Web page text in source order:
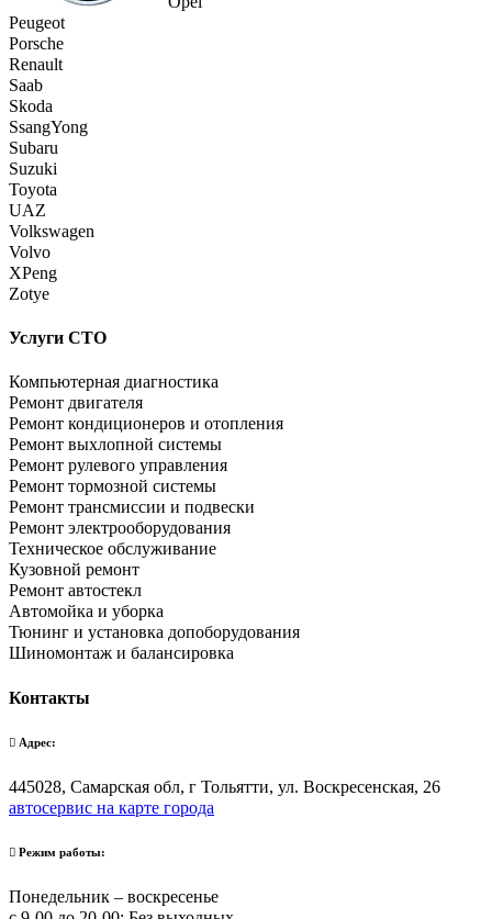
Peugeot
Porsche
Renault
Saab
Skoda
SsangYong
Subaru
Suzuki
Toyota
UAZ
Volkswagen
Volvo
XPeng
Zotye
Услуги СТО
Компьютерная диагностика
Ремонт двигателя
Ремонт кондиционеров и отопления
Ремонт выхлопной системы
Ремонт рулевого управления
Ремонт тормозной системы
Ремонт трансмиссии и подвески
Ремонт электрооборудования
Техническое обслуживание
Кузовной ремонт
Ремонт автостекл
Автомойка и уборка
Тюнинг и установка допоборудования
Шиномонтаж и балансировка
Контакты
Адрес:
445028, Самарская обл, г Тольятти, ул. Воскресенская, 26
автосервис на карте города
Режим работы:
Понедельник – воскресенье